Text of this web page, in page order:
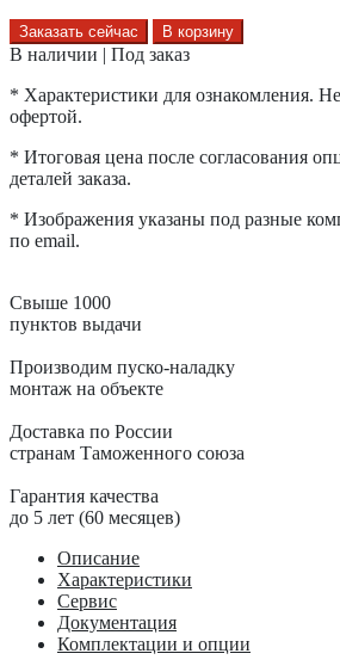
Заказать сейчас В корзину
В наличии | Под заказ
* Характеристики для ознакомления.
офертой.
* Итоговая цена после согласования
деталей заказа.
* Изображения указаны под разные
по email.
Свыше 1000
пунктов выдачи
Производим пуско-наладку
монтаж на объекте
Доставка по России
странам Таможенного союза
Гарантия качества
до 5 лет (60 месяцев)
Описание
Характеристики
Сервис
Документация
Комплектации и опции